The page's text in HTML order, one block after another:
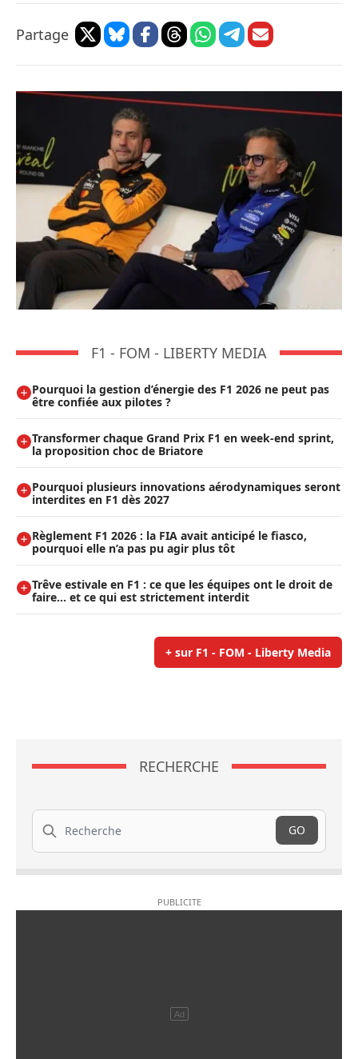
Partage
F1 - FOM - LIBERTY MEDIA
Pourquoi la gestion d’énergie des F1 2026 ne peut pas
être confiée aux pilotes ?
Transformer chaque Grand Prix F1 en week-end sprint,
la proposition choc de Briatore
Pourquoi plusieurs innovations aérodynamiques seront
interdites en F1 dès 2027
Règlement F1 2026 : la FIA avait anticipé le fiasco,
pourquoi elle n’a pas pu agir plus tôt
Trêve estivale en F1 : ce que les équipes ont le droit de
faire... et ce qui est strictement interdit
+ sur F1 - FOM - Liberty Media
RECHERCHE
Recherche
GO